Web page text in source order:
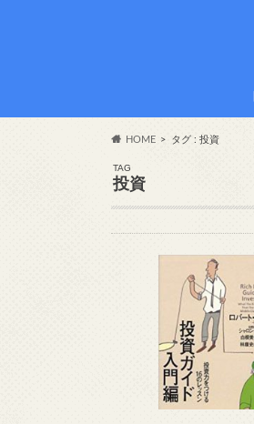
HOME タグ : 投資
TAG
投資